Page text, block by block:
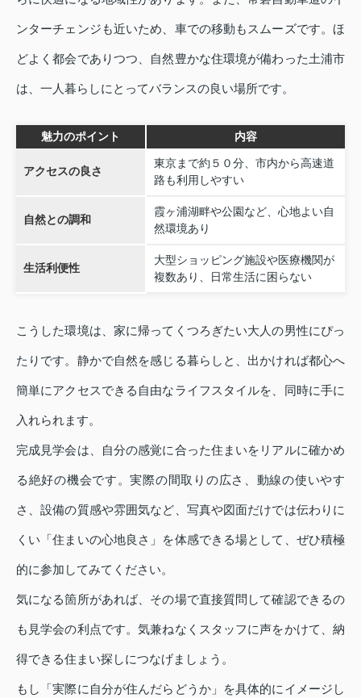
ンターチェンジも近いため、車での移動もスムーズです。ほ
どよく都会でありつつ、自然豊かな住環境が備わった土浦市
は、一人暮らしにとってバランスの良い場所です。
魅力のポイント 内容
アクセスの良さ
東京まで約５０分、市内から高速道
路も利用しやすい
自然との調和
霞ヶ浦湖畔や公園など、心地よい自
然環境あり
生活利便性
大型ショッピング施設や医療機関が
複数あり、日常生活に困らない
こうした環境は、家に帰ってくつろぎたい大人の男性にぴっ
たりです。静かで自然を感じる暮らしと、出かければ都心へ
簡単にアクセスできる自由なライフスタイルを、同時に手に
入れられます。
完成見学会は、自分の感覚に合った住まいをリアルに確かめ
る絶好の機会です。実際の間取りの広さ、動線の使いやす
さ、設備の質感や雰囲気など、写真や図面だけでは伝わりに
くい「住まいの心地良さ」を体感できる場として、ぜひ積極
的に参加してみてください。
気になる箇所があれば、その場で直接質問して確認できるの
も見学会の利点です。気兼ねなくスタッフに声をかけて、納
得できる住まい探しにつなげましょう。
もし「実際に自分が住んだらどうか」を具体的にイメージし